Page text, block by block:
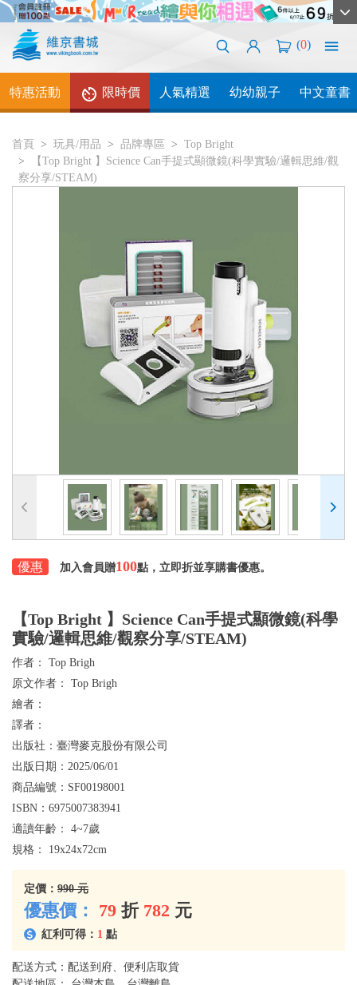
(0)
特惠活動 限時價 人氣精選 幼幼親子 中文童書
首頁 玩具/用品 品牌專區
Top Bright
【Top Bright 】Science Can手提式顯微鏡(科學實驗/邏輯思維/觀
察分享/STEAM)
優惠 加入會員贈100點，立即折並享購書優惠。
【Top Bright 】Science Can手提式顯微鏡(科學
實驗/邏輯思維/觀察分享/STEAM)
作者： Top Brigh
原文作者： Top Brigh
繪者：
譯者：
出版社： 臺灣麥克股份有限公司
出版日期： 2025/06/01
商品編號： SF00198001
ISBN： 6975007383941
適讀年齡： 4~7歲
規格： 19x24x72cm
定價： 990 元
優惠價： 79 折 782 元
紅利可得： 1 點
配送方式：配送到府、便利店取貨